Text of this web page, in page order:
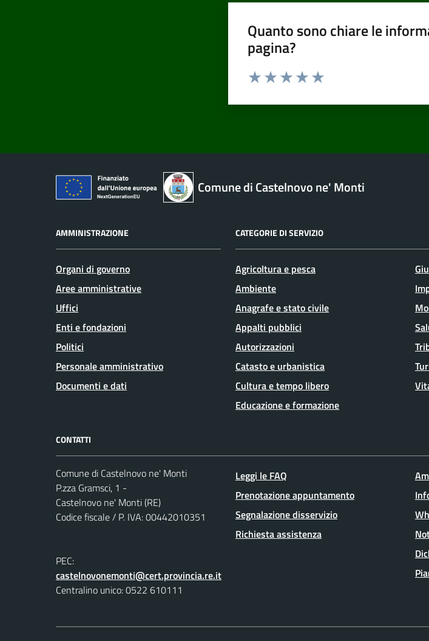
Quanto sono chiare le
pagina?
Comune di Castelnovo ne' Monti
AMMINISTRAZIONE
Organi di governo
Aree amministrative
Uffici
Enti e fondazioni
Politici
Personale amministrativo
Documenti e dati
CATEGORIE DI SERVIZIO
Agricoltura e pesca
Ambiente
Anagrafe e stato civile
Appalti pubblici
Autorizzazioni
Catasto e urbanistica
Cultura e tempo libero
Educazione e formazione
CONTATTI
Comune di Castelnovo ne' Monti
P.zza Gramsci, 1 -
Castelnovo ne' Monti (RE)
Codice fiscale / P. IVA: 00442010351
PEC:
castelnovonemonti@cert.provincia.re.it
Centralino unico: 0522 610111
Leggi le FAQ
Prenotazione appuntamento
Segnalazione disservizio
Richiesta assistenza